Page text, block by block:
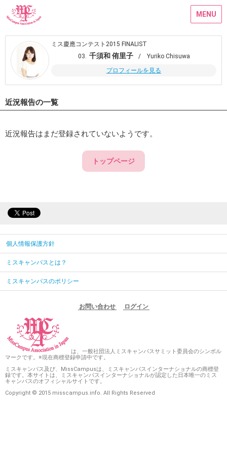
MENU
ミス慶應コンテスト2015 FINALIST
03. 千須和 侑里子
/ Yuriko Chisuwa
プロフィールを見る
近況報告の一覧
近況報告はまだ登録されていないようです。
トップページ
個人情報保護方針
ミスキャンパスとは？
ミスキャンパスのポリシー
お問い合わせ ログイン
は、一般社団法人ミスキャンパスサミット委員会のシンボル
マークです。※現在商標登録申請中です。
ミスキャンパス及び、MissCampusは、ミスキャンパスインターナショナルの商標登
録です。本サイトは、ミスキャンパスインターナショナルが認定した日本唯一のミス
キャンパスのオフィシャルサイトです。
Copyright © 2015 misscampus.info. All Rights Reserved